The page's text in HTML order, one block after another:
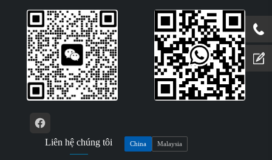
Liên hệ chúng tôi China Malaysia